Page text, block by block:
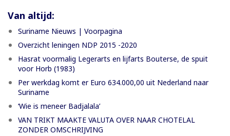
Van altijd:
Suriname Nieuws | Voorpagina
Overzicht leningen NDP 2015 -2020
Hasrat voormalig Legerarts en lijfarts Bouterse, de spuit
voor Horb (1983)
Per werkdag komt er Euro 634.000,00 uit Nederland naar
Suriname
‘Wie is meneer Badjalala’
VAN TRIKT MAAKTE VALUTA OVER NAAR CHOTELAL
ZONDER OMSCHRIJVING